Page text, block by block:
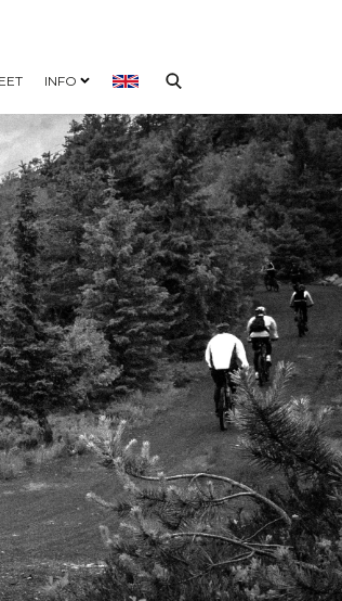
INFO
Open child menu